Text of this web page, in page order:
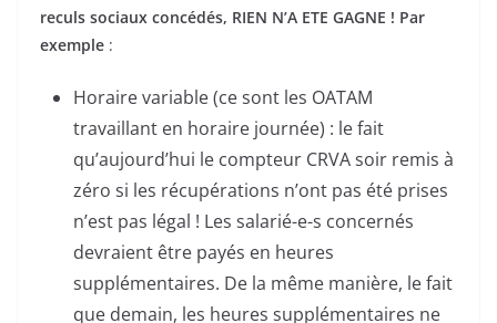
reculs sociaux concédés, RIEN N’A ETE GAGNE ! Par
exemple :
Horaire variable (ce sont les OATAM
travaillant en horaire journée) : le fait
qu’aujourd’hui le compteur CRVA soir remis à
zéro si les récupérations n’ont pas été prises
n’est pas légal ! Les salarié-e-s concernés
devraient être payés en heures
supplémentaires. De la même manière, le fait
que demain, les heures supplémentaires ne